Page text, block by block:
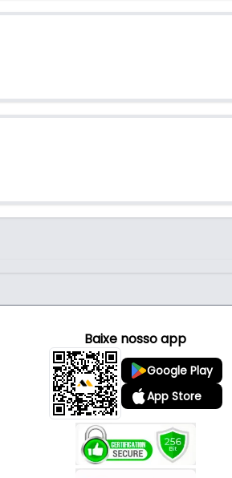
Baixe nosso app
Google Play
App Store